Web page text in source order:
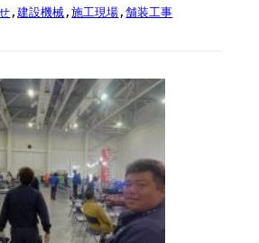
,建設機械 ,施工現場 ,舗装工事